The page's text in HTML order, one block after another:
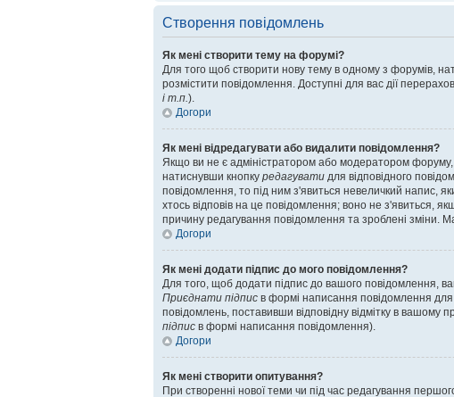
Створення повідомлень
Як мені створити тему на форумі?
Для того щоб створити нову тему в одному з форумів,
розмістити повідомлення. Доступні для вас дії
і т.п.).
Догори
Як мені відредагувати або видалити повідомлення?
Якщо ви не є адміністратором або модератором
натиснувши кнопку редагувати для відповідного
повідомлення, то під ним з'явиться невеличкий напис,
хтось відповів на це повідомлення; воно не з'явиться,
причину редагування повідомлення та зроблені зміни.
Догори
Як мені додати підпис до мого повідомлення?
Для того, щоб додати підпис до вашого повідомлення,
Приєднати підпис в формі написання повідомлення
повідомлень, поставивши відповідну відмітку в вашому
підпис в формі написання повідомлення).
Догори
Як мені створити опитування?
При створенні нової теми чи під час редагування